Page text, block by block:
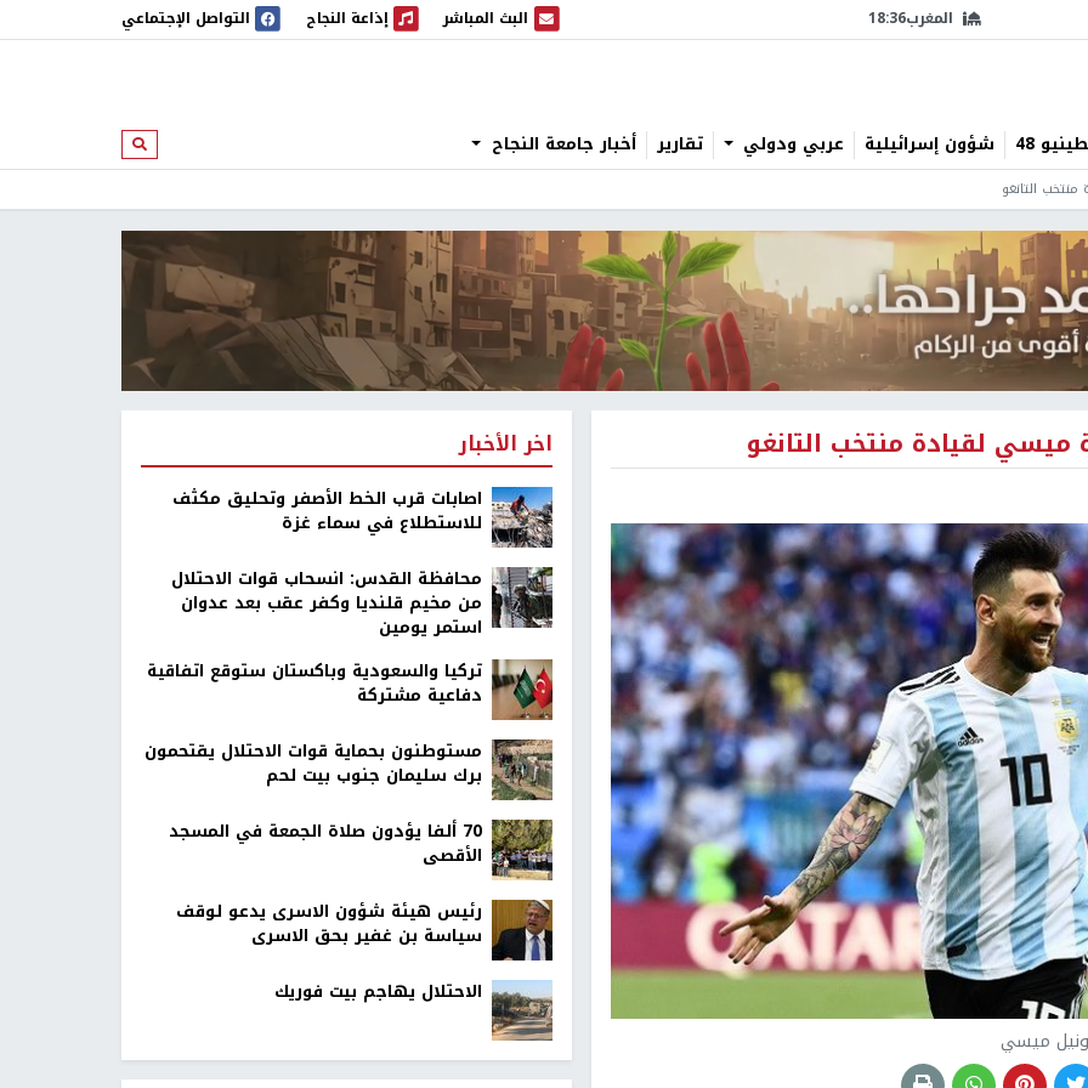
المغرب18:36 البث المباشر
البث المباشر إذاعة النجاح
إذاعة النجاح التواصل الإجتماعي
48 شؤون إسرائيلية عربي ودولي تقارير أخبار جامعة النجاح ابحث
ميسي
اخر الأخبار
اصابات قرب الخط الأصفر وتحليق مكثف
للاستطلاع في سماء غزة
محافظة القدس: انسحاب قوات الاحتلال
من مخيم قلنديا وكفر عقب بعد عدوان
استمر يومين
تركيا والسعودية وباكستان ستوقع اتفاقية
دفاعية مشتركة
مستوطنون بحماية قوات الاحتلال يقتحمون
برك سليمان جنوب بيت لحم
70 ألفا يؤدون صلاة الجمعة في المسجد
الأقصى
رئيس هيئة شؤون الاسرى يدعو لوقف
سياسة بن غفير بحق الاسرى
الاحتلال يهاجم بيت فوريك